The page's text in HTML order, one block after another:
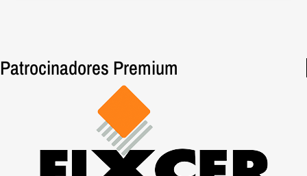
Patrocinadores Premium